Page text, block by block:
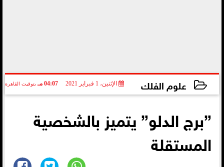
علوم الفلك الإثنين، 1 فبراير 2021 04:07 مـ بتوقيت القاهرة
”برج الدلو” يتميز بالشخصية
المستقلة